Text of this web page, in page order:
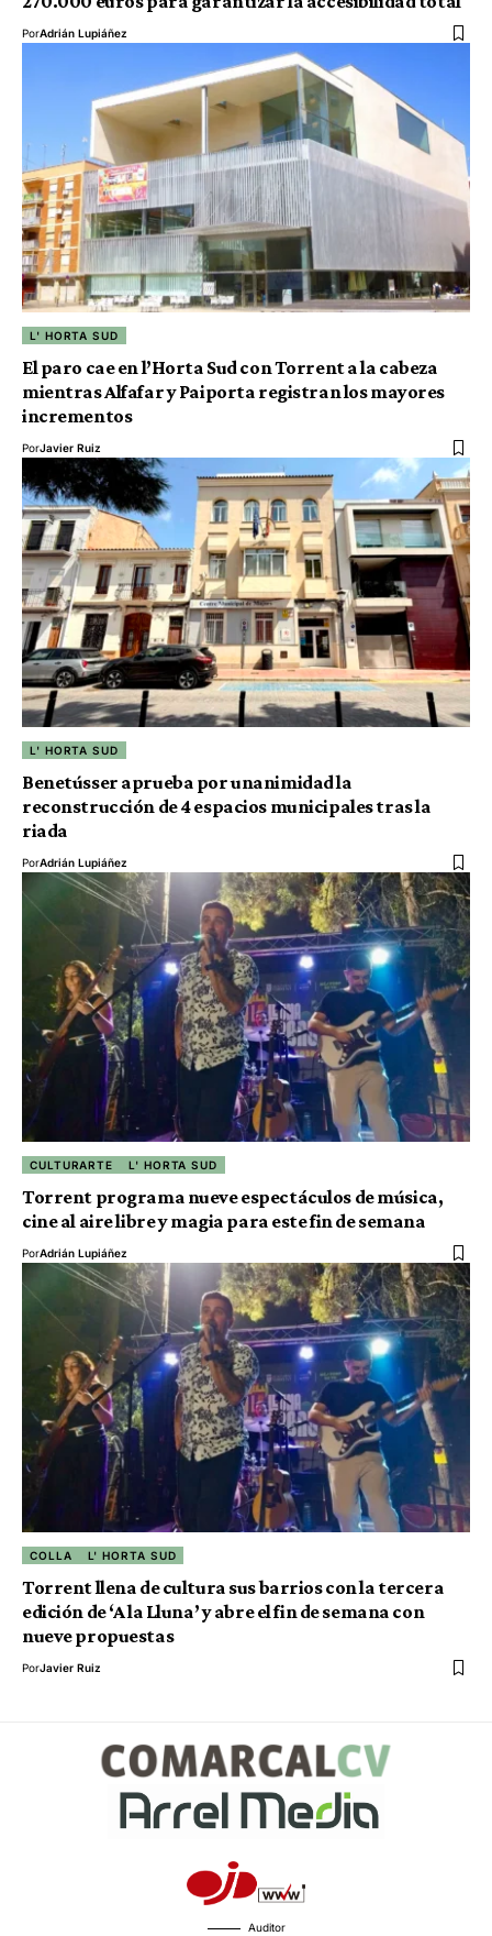
PorAdrián Lupiáñez
L' HORTA SUD
El paro cae en l’Horta Sud con Torrent a la cabeza
mientras Alfafar y Paiporta registran los mayores
incrementos
PorJavier Ruiz
L' HORTA SUD
Benetússer aprueba por unanimidad la
reconstrucción de 4 espacios municipales tras la
riada
PorAdrián Lupiáñez
CULTURARTE L' HORTA SUD
Torrent programa nueve espectáculos de música,
cine al aire libre y magia para este fin de semana
PorAdrián Lupiáñez
COLLA L' HORTA SUD
Torrent llena de cultura sus barrios con la tercera
edición de ‘A la Lluna’ y abre el fin de semana con
nueve propuestas
PorJavier Ruiz
Auditor